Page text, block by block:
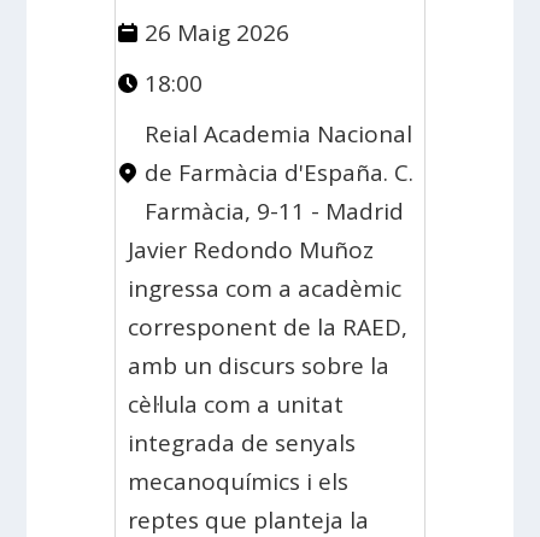
26 Maig 2026
18:00
Reial Academia Nacional
de Farmàcia d'España. C.
Farmàcia, 9-11 - Madrid
Javier Redondo Muñoz
ingressa com a acadèmic
corresponent de la RAED,
amb un discurs sobre la
cèl·lula com a unitat
integrada de senyals
mecanoquímics i els
reptes que planteja la